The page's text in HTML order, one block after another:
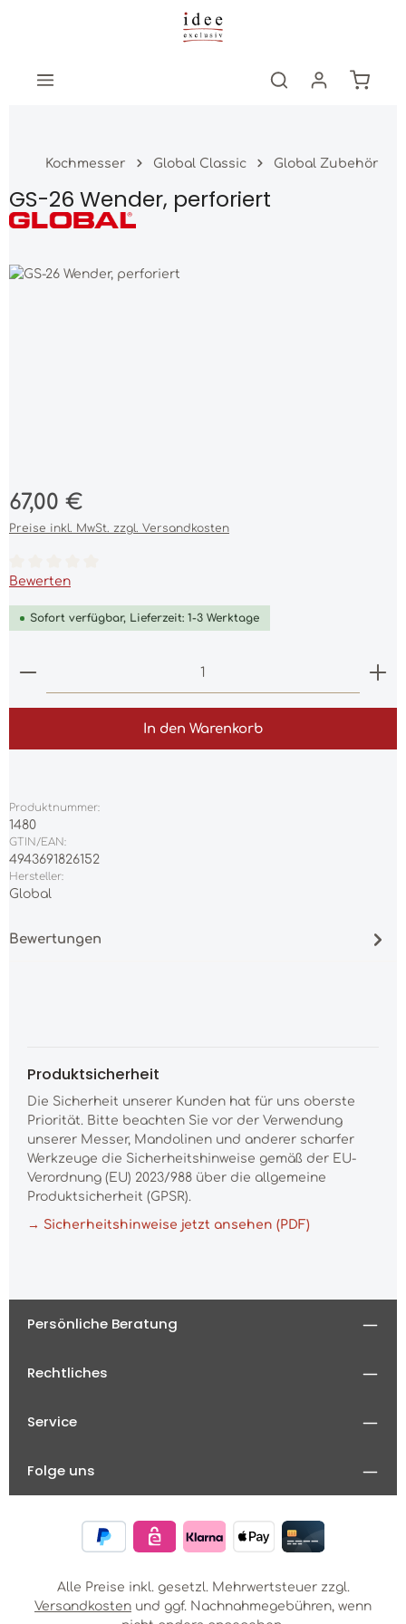
Zum Hauptinhalt springen
Kochmesser Global Classic Global Zubehör
GS-26 Wender, perforiert
Bildergalerie überspringen
Regulärer Preis:
67,00 €
Preise inkl. MwSt. zzgl. Versandkosten
Durchschnittliche Bewertung von 0 von 5 Sternen
Bewerten
Sofort verfügbar, Lieferzeit: 1-3 Werktage
Produkt Anzahl: Gib den gewünschten Wert
In den Warenkorb
Produktnummer:
1480
GTIN/EAN:
4943691826152
Hersteller:
Global
Bewertungen
Produktsicherheit
Die Sicherheit unserer Kunden hat für uns oberste
Priorität. Bitte beachten Sie vor der Verwendung
unserer Messer, Mandolinen und anderer scharfer
Werkzeuge die Sicherheitshinweise gemäß der EU-
Verordnung (EU) 2023/988 über die allgemeine
Produktsicherheit (GPSR).
→ Sicherheitshinweise jetzt ansehen (PDF)
Persönliche Beratung
Rechtliches
Service
Folge uns
Alle Preise inkl. gesetzl. Mehrwertsteuer zzgl.
Versandkosten und ggf. Nachnahmegebühren, wenn